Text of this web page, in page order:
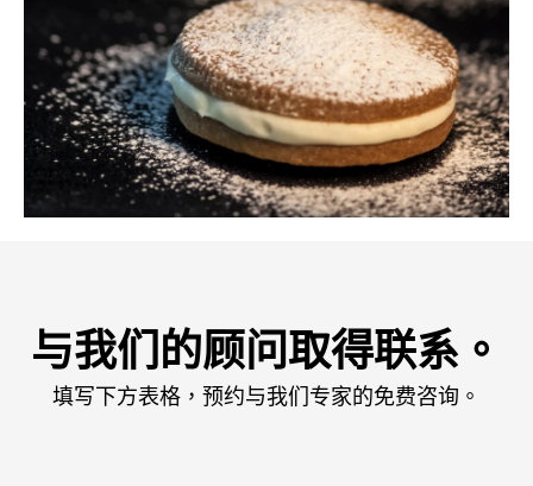
与我们的顾问取得联系。
填写下方表格，预约与我们专家的免费咨询。